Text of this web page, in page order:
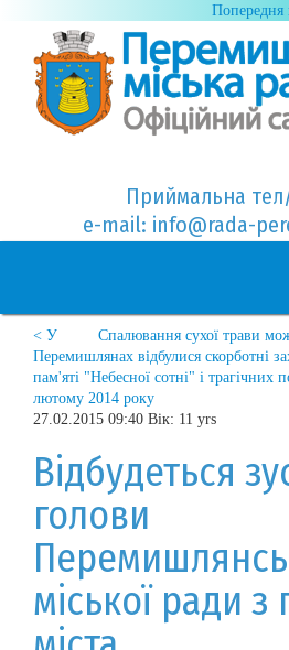
Попередня
Приймальна
e-mail: info@rada-
Спалювання сухої трави
< У
Перемишлянах відбулися скорботні
пам'яті "Небесної сотні" і трагічних
лютому 2014 року
27.02.2015 09:40 Вік: 11 yrs
Відбудеться
голови
міської ради